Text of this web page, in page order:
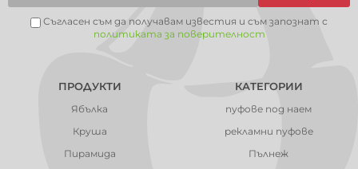
Съгласен съм да получавам известия и съм запознат с
политиката за поверителност
ПРОДУКТИ
Ябълка
Круша
Пирамида
КАТЕГОРИИ
пуфове под наем
рекламни пуфове
Пълнеж